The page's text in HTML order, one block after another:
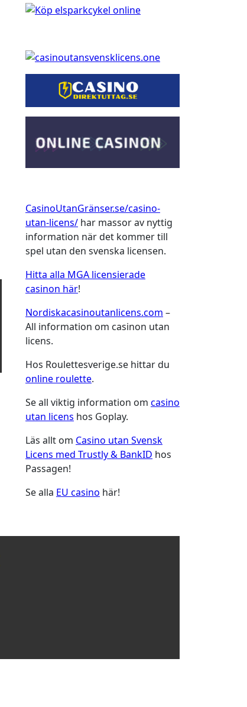
CasinoUtanGränser.se/casino-
utan-licens/ har massor av nyttig
information när det kommer till
spel utan den svenska licensen.
Hitta alla MGA licensierade
casinon här!
Nordiskacasinoutanlicens.com –
All information om casinon utan
licens.
Hos Roulettesverige.se hittar du
online roulette.
Se all viktig information om casino
utan licens hos Goplay.
Läs allt om Casino utan Svensk
Licens med Trustly & BankID hos
Passagen!
Se alla EU casino här!